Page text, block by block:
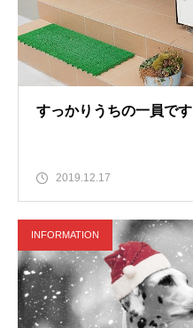
すっかりうちの一員です
2019.12.17
INFORMATION